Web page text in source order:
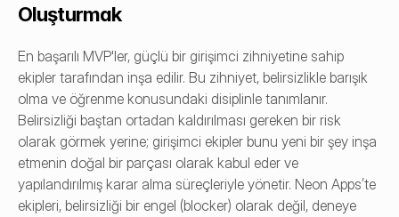
Oluşturmak
En başarılı MVP'ler, güçlü bir girişimci zihniyetine sahip
ekipler tarafından inşa edilir. Bu zihniyet, belirsizlikle barışık
olma ve öğrenme konusundaki disiplinle tanımlanır.
Belirsizliği baştan ortadan kaldırılması gereken bir risk
olarak görmek yerine; girişimci ekipler bunu yeni bir şey inşa
etmenin doğal bir parçası olarak kabul eder ve
yapılandırılmış karar alma süreçleriyle yönetir. Neon Apps’te
ekipleri, belirsizliği bir engel (blocker) olarak değil, deneye